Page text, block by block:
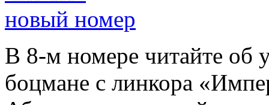
новый номер
В 8-м номере читайте об
боцмане с линкора